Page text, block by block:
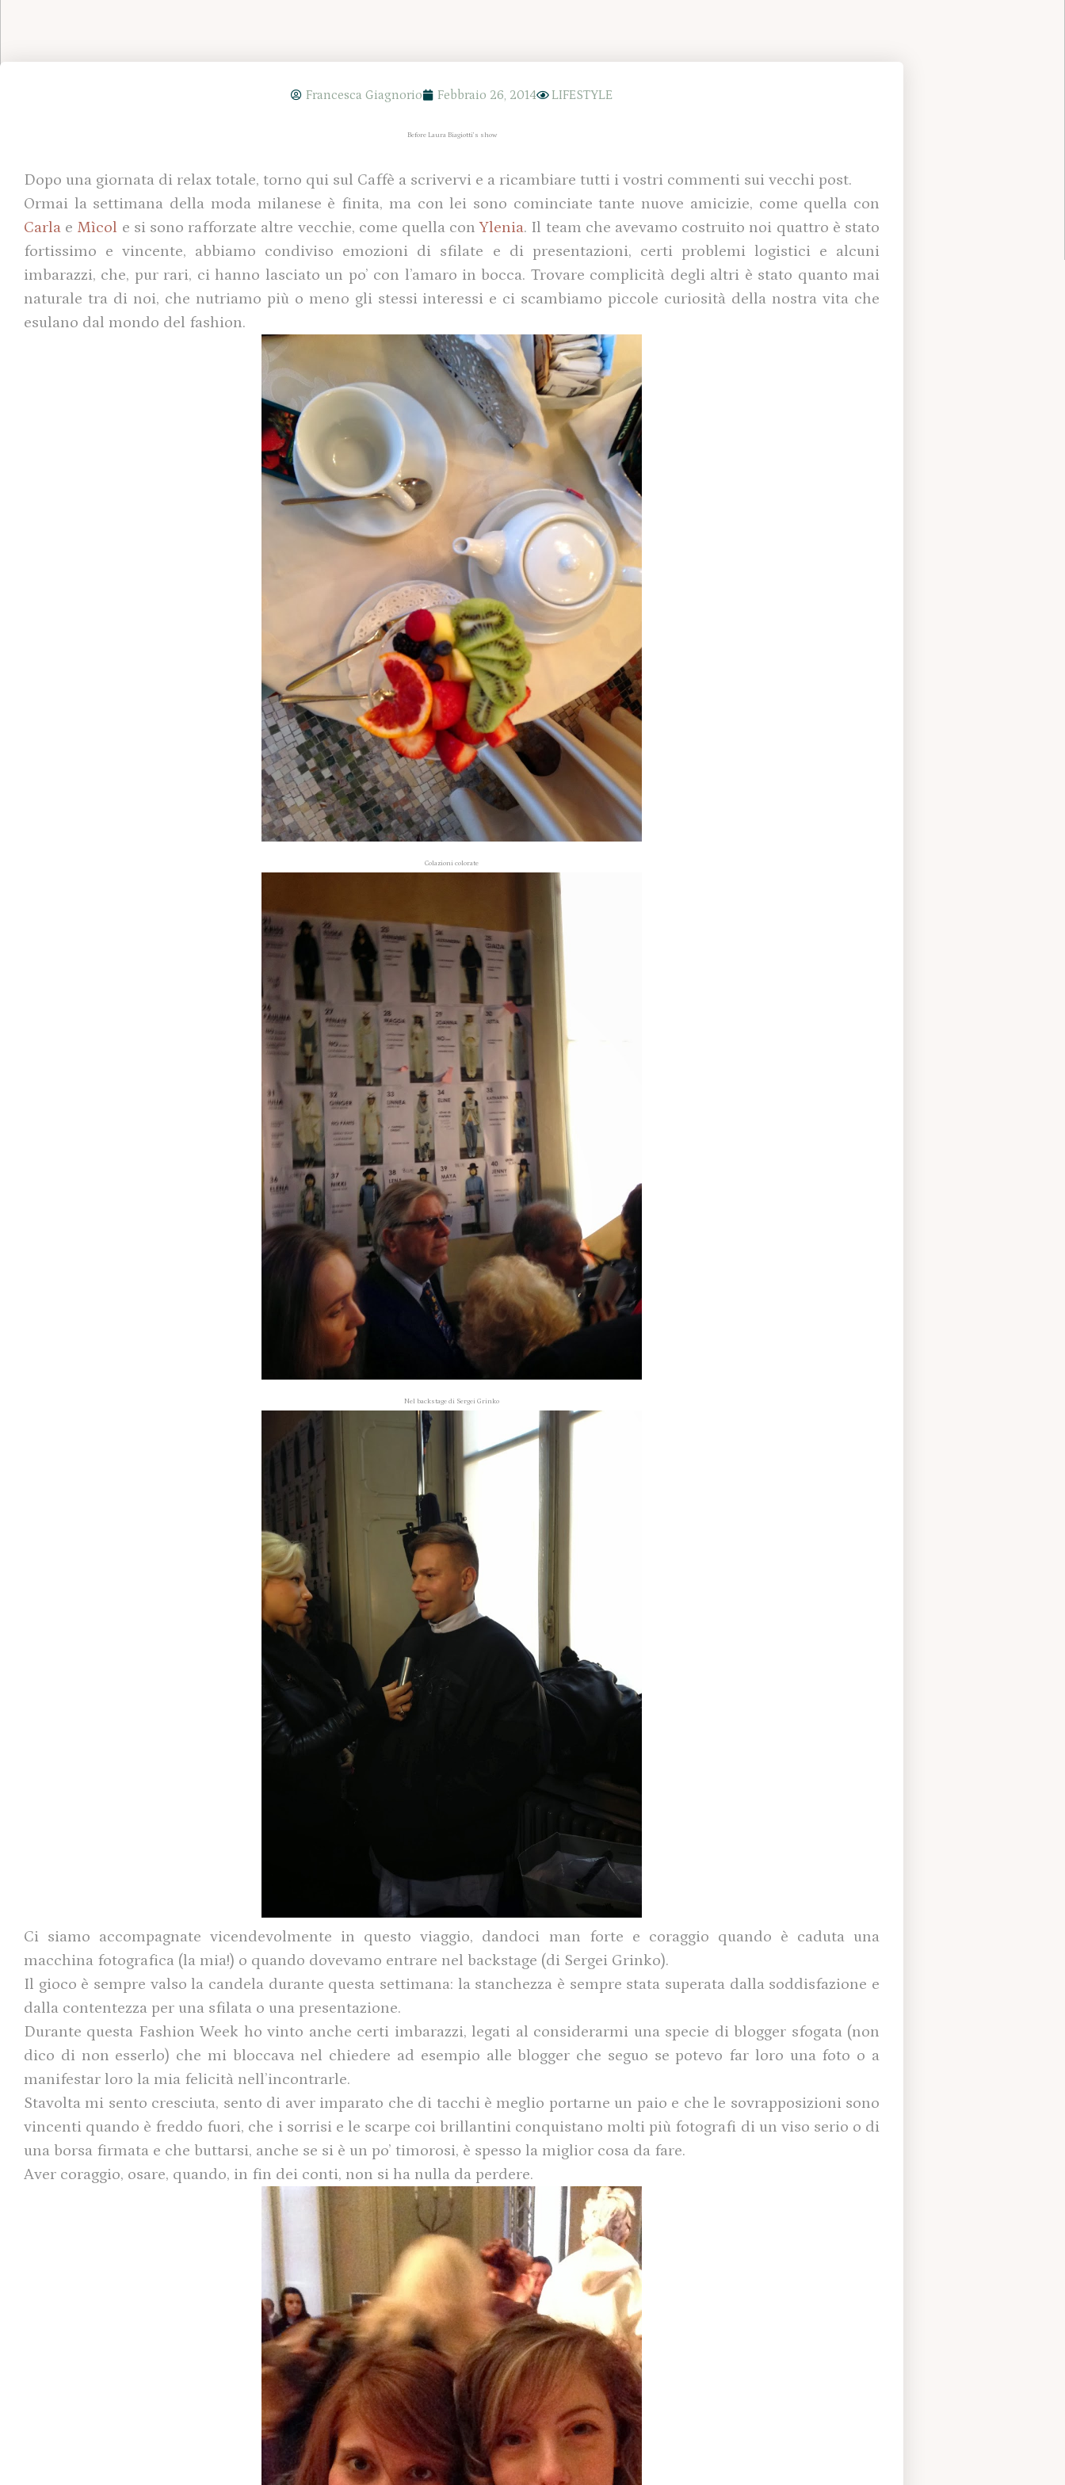
Francesca Giagnorio Febbraio 26, 2014 LIFESTYLE
Before Laura Biagiotti’s show
Dopo una giornata di relax totale, torno qui sul Caffè a scrivervi e a ricambiare tutti i vostri commenti sui vecchi post.
Ormai la settimana della moda milanese è finita, ma con lei sono cominciate tante nuove amicizie, come quella con
Carla e Mìcol e si sono rafforzate altre vecchie, come quella conYlenia. Il team che avevamo costruito noi quattro è stato
fortissimo e vincente, abbiamo condiviso emozioni di sfilate e di presentazioni, certi problemi logistici e alcuni
imbarazzi, che, pur rari, ci hanno lasciato un po’ con l’amaro in bocca. Trovare complicità degli altri è stato quanto mai
naturale tra di noi, che nutriamo più o meno gli stessi interessi e ci scambiamo piccole curiosità della nostra vita che
esulano dal mondo del fashion.
Colazioni colorate
Nel backstage di Sergei Grinko
Ci siamo accompagnate vicendevolmente in questo viaggio, dandoci man forte e coraggio quando è caduta una
macchina fotografica (la mia!) o quando dovevamo entrare nel backstage (di Sergei Grinko).
Il gioco è sempre valso la candela durante questa settimana: la stanchezza è sempre stata superata dalla soddisfazione e
dalla contentezza per una sfilata o una presentazione.
Durante questa Fashion Week ho vinto anche certi imbarazzi, legati al considerarmi una specie di blogger sfogata (non
dico di non esserlo) che mi bloccava nel chiedere ad esempio alle blogger che seguo se potevo far loro una foto o a
manifestar loro la mia felicità nell’incontrarle.
Stavolta mi sento cresciuta, sento di aver imparato che di tacchi è meglio portarne un paio e che le sovrapposizioni sono
vincenti quando è freddo fuori, che i sorrisi e le scarpe coi brillantini conquistano molti più fotografi di un viso serio o di
una borsa firmata e che buttarsi, anche se si è un po’ timorosi, è spesso la miglior cosa da fare.
Aver coraggio, osare, quando, in fin dei conti, non si ha nulla da perdere.